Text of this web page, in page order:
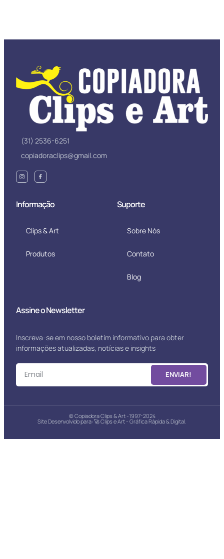
(31) 2536-6251
copiadoraclips@gmail.com
Informação
Clips & Art
Produtos
Suporte
Sobre Nós
Contato
Blog
Assine o Newsletter
Inscreva-se em nosso boletim informativo para obter
informações atualizadas, notícias e insights
ENVIAR!
© Copiadora Clips & Art -1997-2024
Site Desenvolvido para: 🚀Clips e Art - Gráfica Rápida & Digital.